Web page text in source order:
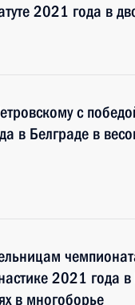
2021 года в
с
в Белграде в
2021 года
в многоборье